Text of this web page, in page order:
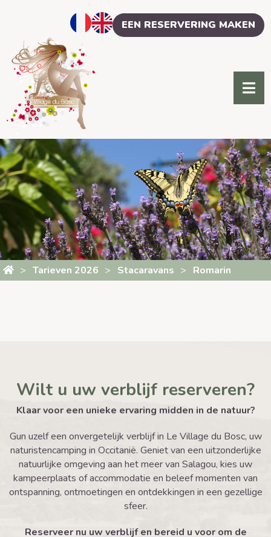
EEN RESERVERING MAKEN
Tarieven 2026 Stacaravans Romarin
Wilt u uw verblijf reserveren?
Klaar voor een unieke ervaring midden in de natuur?
Gun uzelf een onvergetelijk verblijf in Le Village du Bosc, uw
naturistencamping in Occitanië. Geniet van een uitzonderlijke
natuurlijke omgeving aan het meer van Salagou, kies uw
kampeerplaats of accommodatie en beleef momenten van
ontspanning, ontmoetingen en ontdekkingen in een gezellige
sfeer.
Reserveer nu uw verblijf en bereid u voor om de